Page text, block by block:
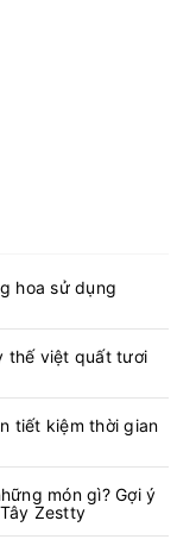
hoa sử dụng
thế việt quất tươi
tiết kiệm thời gian
món gì? Gợi ý
Zestty